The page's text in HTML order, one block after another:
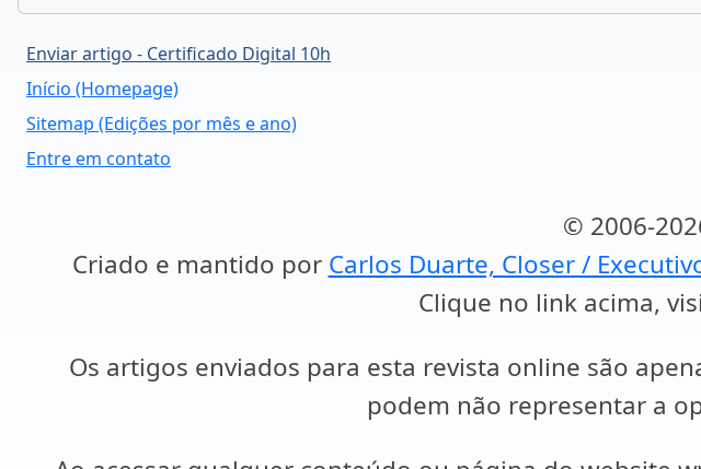
Enviar artigo - Certificado Digital 10h
Início (Homepage)
Sitemap (Edições por mês e ano)
Entre em contato
© 2006-
Criado e mantido por Carlos Duarte, Closer /
Clique no link acima,
Os artigos enviados para esta revista online são
podem não representar a